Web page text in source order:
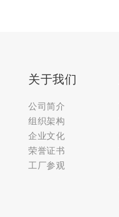
关于我们
公司简介
组织架构
企业文化
荣誉证书
工厂参观